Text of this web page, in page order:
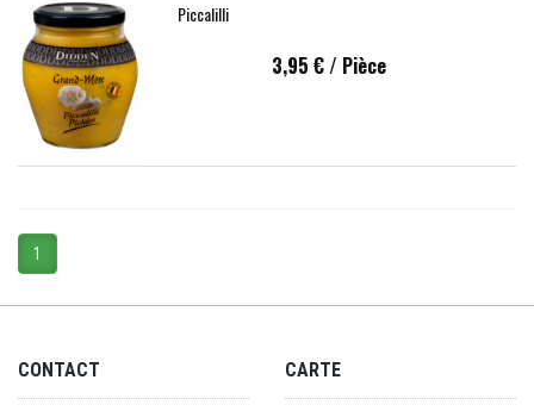
Piccalilli
3,95 €/ Pièce
1
CONTACT CARTE